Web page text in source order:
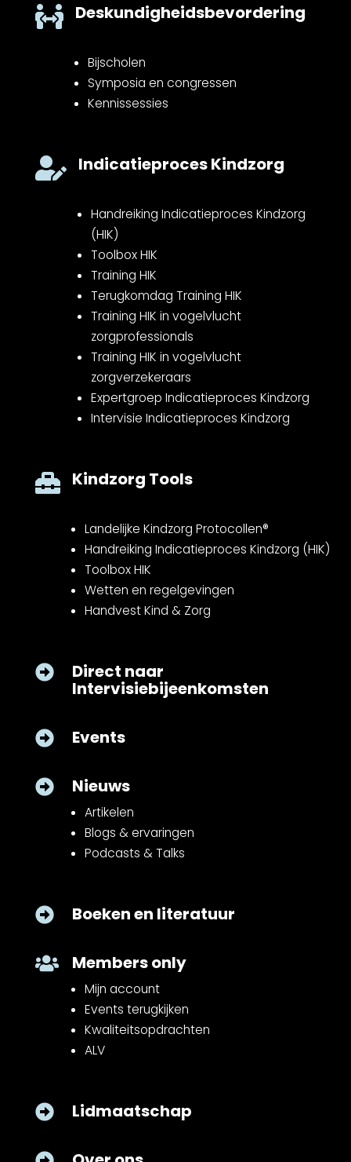
 Deskundigheidsbevordering
Bijscholen
Symposia en congressen
Kennissessies
 Indicatieproces Kindzorg
Handreiking Indicatieproces Kindzorg
(HIK)
Toolbox HIK
Training HIK
Terugkomdag Training HIK
Training HIK in vogelvlucht
zorgprofessionals
Training HIK in vogelvlucht
zorgverzekeraars
Expertgroep Indicatieproces Kindzorg
Intervisie Indicatieproces Kindzorg
 Kindzorg Tools
Landelijke Kindzorg Protocollen®
Handreiking Indicatieproces Kindzorg (HIK)
Toolbox HIK
Wetten en regelgevingen
Handvest Kind & Zorg
 Direct naar
Intervisiebijeenkomsten
 Events
 Nieuws
Artikelen
Blogs & ervaringen
Podcasts & Talks
 Boeken en literatuur
 Members only
Mijn account
Events terugkijken
Kwaliteitsopdrachten
ALV
 Lidmaatschap